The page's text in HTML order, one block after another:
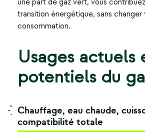
une part de gaz vert, vous
transition énergétique, sans
consommation.
Usages actuels
potentiels du
Chauffage, eau chaude,
compatibilité totale